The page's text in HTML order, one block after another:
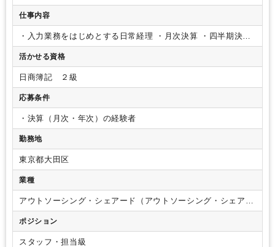
務）
仕事内容
・入力業務をはじめとする日常経理 ・月次決算 ・四半期決算
・年次決算・各種報告資料の作成
活かせる資格
日商簿記 ２級
応募条件
・決算（月次・年次）の経験者
勤務地
東京都大田区
業種
アウトソーシング・シェアード（アウトソーシング・シェアー
ドサービス）
ポジション
スタッフ・担当級